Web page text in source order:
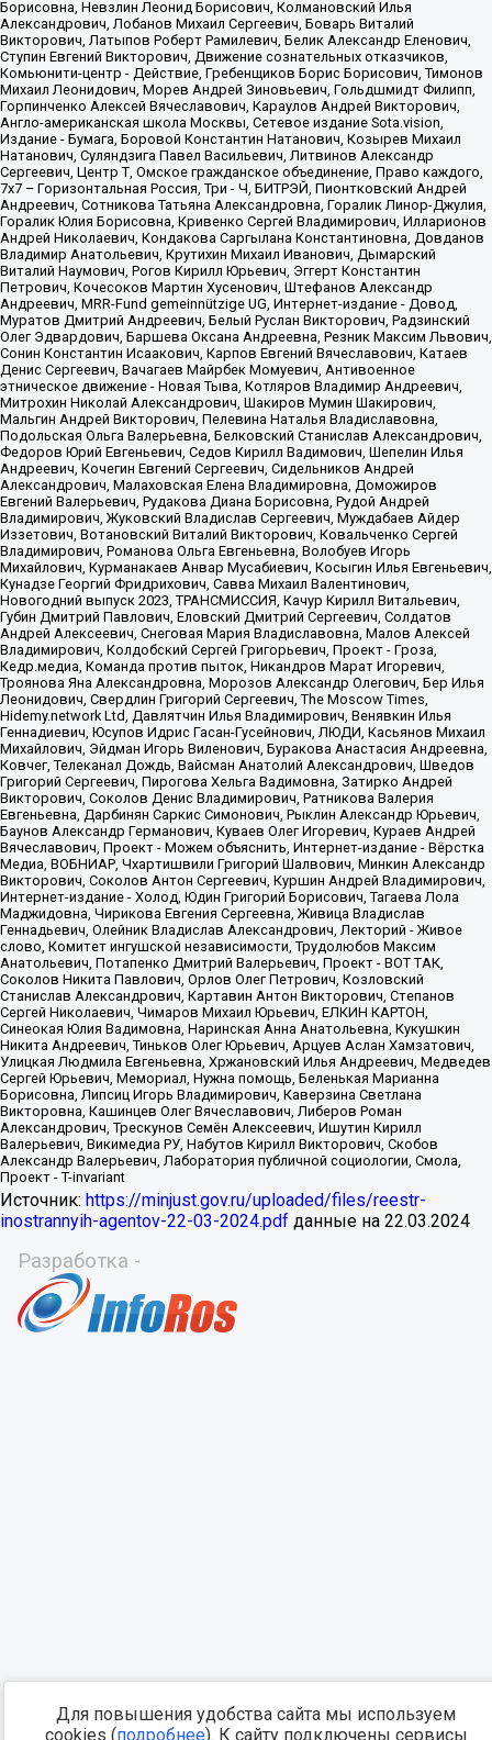
Источник: https://minjust.gov.ru/uploaded/files/reestr-
inostrannyih-agentov-22-03-2024.pdf данные на 22.03.2024
Разработка -
Для повышения удобства сайта мы используем
cookies (подробнее). К сайту подключены сервисы